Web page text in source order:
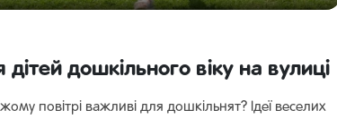
дітей дошкільного віку на вулиці
повітрі важливі для дошкільнят? Ідеї веселих